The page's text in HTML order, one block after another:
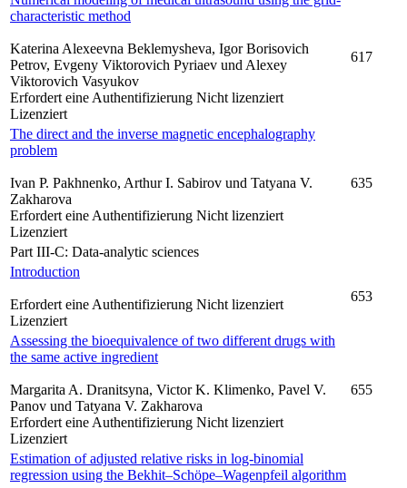
characteristic method
Katerina Alexeevna Beklemysheva, Igor Borisovich
Petrov, Evgeny Viktorovich Pyriaev und Alexey
Viktorovich Vasyukov
Erfordert eine Authentifizierung Nicht lizenziert
Lizenziert
617
The direct and the inverse magnetic encephalography
problem
Ivan P. Pakhnenko, Arthur I. Sabirov und Tatyana V.
Zakharova
Erfordert eine Authentifizierung Nicht lizenziert
Lizenziert
635
Part III-C: Data-analytic sciences
Introduction
Erfordert eine Authentifizierung Nicht lizenziert
Lizenziert
653
Assessing the bioequivalence of two different drugs with
the same active ingredient
Margarita A. Dranitsyna, Victor K. Klimenko, Pavel V.
Panov und Tatyana V. Zakharova
Erfordert eine Authentifizierung Nicht lizenziert
Lizenziert
655
Estimation of adjusted relative risks in log-binomial
regression using the Bekhit–Schöpe–Wagenpfeil algorithm